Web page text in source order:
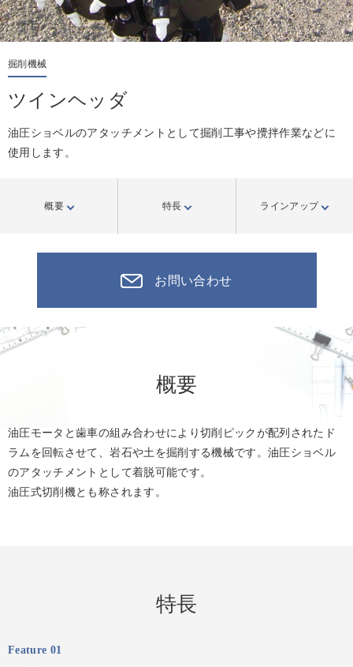
掘削機械
ツインヘッダ
油圧ショベルのアタッチメントとして掘削工事や攪拌作業などに
使用します。
概要 特長 ラインアップ
お問い合わせ
概要
油圧モータと歯車の組み合わせにより切削ピックが配列されたド
ラムを回転させて、岩石や土を掘削する機械です。油圧ショベル
のアタッチメントとして着脱可能です。
油圧式切削機とも称されます。
特長
Feature 01